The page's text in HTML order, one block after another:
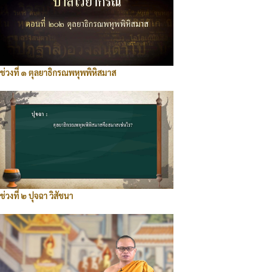
ช่วงที่ ๑ ตุลยาธิกรณพหุพพิหิสมาส
ช่วงที่ ๒ ปุจฉา วิสัชนา